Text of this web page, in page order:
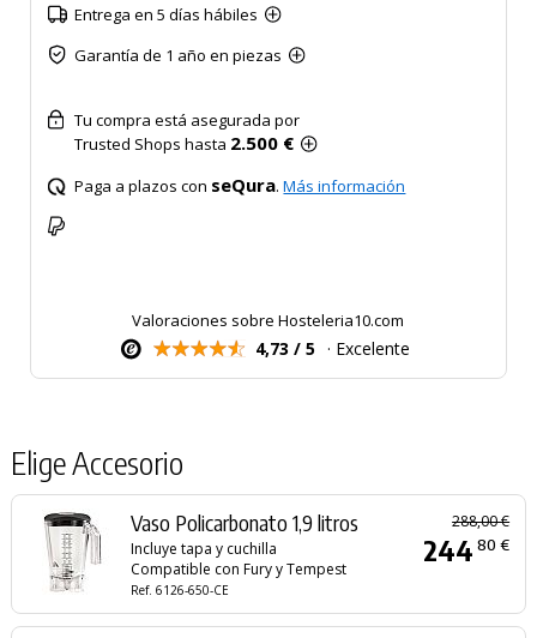
Entrega en 5 días hábiles
Garantía de 1 año en piezas
Tu compra está asegurada por
Trusted Shops hasta 2.500 €
Paga a plazos con seQura.Más información
Valoraciones sobre Hosteleria10.com
4,73 / 5 · Excelente
Elige Accesorio
Vaso Policarbonato 1,9 litros
Incluye tapa y cuchilla
Compatible con Fury y Tempest
Ref. 6126-650-CE
288,00 €
244 80 €